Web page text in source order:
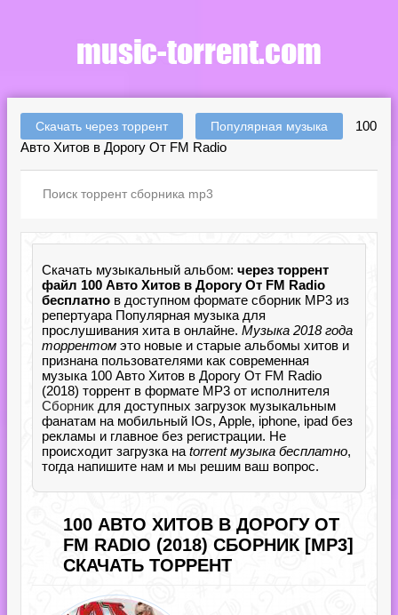
Скачать через торрент Популярная музыка
100
Авто Хитов в Дорогу От FM Radio
Скачать музыкальный альбом: через торрент
файл 100 Авто Хитов в Дорогу От FM Radio
бесплатно в доступном формате сборник MP3 из
репертуара Популярная музыка для
прослушивания хита в онлайне. Музыка 2018 года
торрентом это новые и старые альбомы хитов и
признана пользователями как современная
музыка 100 Авто Хитов в Дорогу От FM Radio
(2018) торрент в формате MP3 от исполнителя
Сборник для доступных загрузок музыкальным
фанатам на мобильный IOs, Apple, iphone, ipad без
рекламы и главное без регистрации. Не
происходит загрузка на torrent музыка бесплатно,
тогда напишите нам и мы решим ваш вопрос.
100 АВТО ХИТОВ В ДОРОГУ ОТ
FM RADIO (2018) СБОРНИК [MP3]
СКАЧАТЬ ТОРРЕНТ